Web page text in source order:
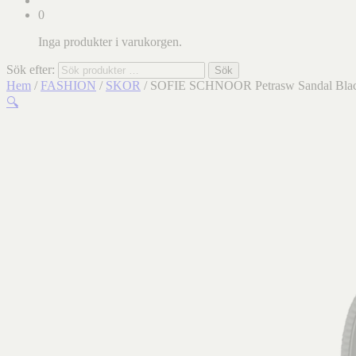
0
Inga produkter i varukorgen.
Sök efter: Sök
Hem / FASHION / SKOR / SOFIE SCHNOOR Petrasw Sandal
🔍